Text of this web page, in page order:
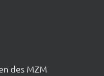
des MZM